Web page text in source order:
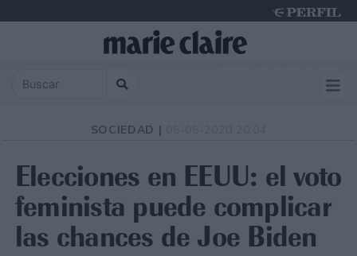
SOCIEDAD |
Elecciones en EEUU: el voto
feminista puede complicar
las chances de Joe Biden